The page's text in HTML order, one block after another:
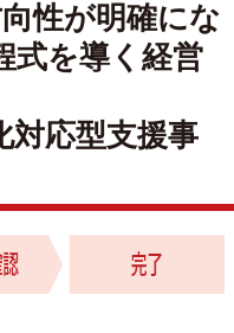
性が明確にな
式を導く経営
対応型支援事